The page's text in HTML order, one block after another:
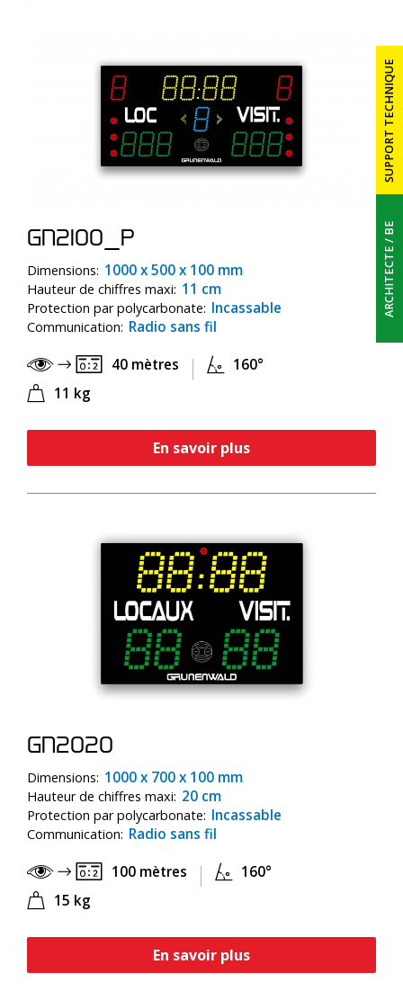
PRÉSENTATION
AFFICHEURS SPORTIFS
RÉFÉRENCES
CONTACT
GN2100_P
Dimensions: 1000 x 500 x 100 mm
Hauteur de chiffres maxi: 11 cm
Protection par polycarbonate: Incassable
Communication: Radio sans fil
40 mètres
160°
11 kg
En savoir plus
GN2020
Dimensions: 1000 x 700 x 100 mm
Hauteur de chiffres maxi: 20 cm
Protection par polycarbonate: Incassable
Communication: Radio sans fil
100 mètres
160°
15 kg
En savoir plus
ARCHITECTE / BE
SUPPORT TECHNIQUE